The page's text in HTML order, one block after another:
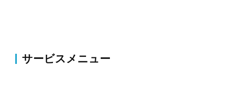
サービスメニュー